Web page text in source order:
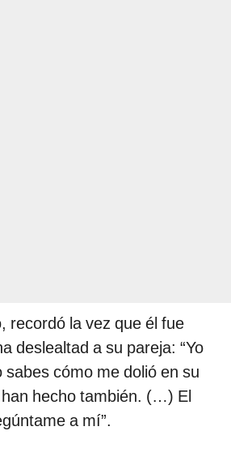
recordó la vez que él fue
deslealtad a su pareja: “Yo
sabes cómo me dolió en su
hecho también. (…) El
a mí”.